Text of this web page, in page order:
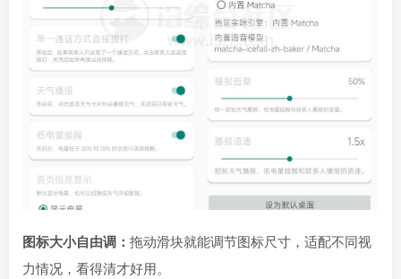
图标大小自由调： 拖动滑块就能调节图标尺寸，适配不同视
力情况，看得清才好用。